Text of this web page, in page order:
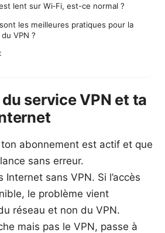
lent sur Wi‑Fi, est-ce normal ?
les meilleures pratiques pour la
VPN ?
service VPN et ta
abonnement est actif et que
sans erreur.
Internet sans VPN. Si l’accès
le problème vient
réseau et non du VPN.
mais pas le VPN, passe à